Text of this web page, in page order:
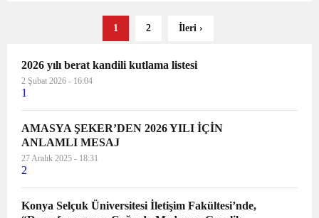
Ediyeri mevkii arasında sel felaketi
1 2 İleri ›
2026 yılı berat kandili kutlama listesi
2 Şubat 2026 - 16:04
1
AMASYA ŞEKER’DEN 2026 YILI İÇİN
ANLAMLI MESAJ
27 Aralık 2025 - 18:31
2
Konya Selçuk Üniversitesi İletişim Fakültesi’nde,